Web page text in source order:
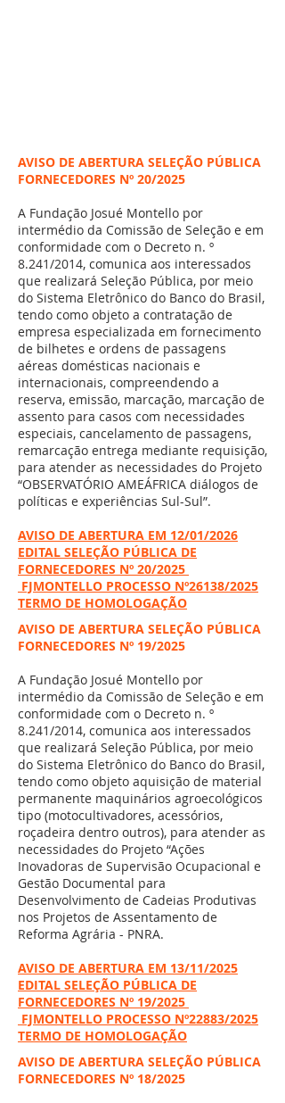
AVISO DE ABERTURA SELEÇÃO PÚBLICA
FORNECEDORES Nº 20/2025
A Fundação Josué Montello por
intermédio da Comissão de Seleção e em
conformidade com o Decreto n. º
8.241/2014, comunica aos interessados
que realizará Seleção Pública, por meio
do Sistema Eletrônico do Banco do Brasil,
tendo como objeto a contratação de
empresa especializada em fornecimento
de bilhetes e ordens de passagens
aéreas domésticas nacionais e
internacionais, compreendendo a
reserva, emissão, marcação, marcação de
assento para casos com necessidades
especiais, cancelamento de passagens,
remarcação entrega mediante requisição,
para atender as necessidades do Projeto
“OBSERVATÓRIO AMEÁFRICA diálogos de
políticas e experiências Sul-Sul”.
AVISO DE ABERTURA EM 12/01/2026
EDITAL SELEÇÃO PÚBLICA DE
FORNECEDORES Nº 20/2025
FJMONTELLO PROCESSO Nº26138/2025
TERMO DE HOMOLOGAÇÃO
AVISO DE ABERTURA SELEÇÃO PÚBLICA
FORNECEDORES Nº 19/2025
A Fundação Josué Montello por
intermédio da Comissão de Seleção e em
conformidade com o Decreto n. º
8.241/2014, comunica aos interessados
que realizará Seleção Pública, por meio
do Sistema Eletrônico do Banco do Brasil,
tendo como objeto aquisição de material
permanente maquinários agroecológicos
tipo (motocultivadores, acessórios,
roçadeira dentro outros), para atender as
necessidades do Projeto “Ações
Inovadoras de Supervisão Ocupacional e
Gestão Documental para
Desenvolvimento de Cadeias Produtivas
nos Projetos de Assentamento de
Reforma Agrária - PNRA.
AVISO DE ABERTURA EM 13/11/2025
EDITAL SELEÇÃO PÚBLICA DE
FORNECEDORES Nº 19/2025
FJMONTELLO PROCESSO Nº22883/2025
TERMO DE HOMOLOGAÇÃO
AVISO DE ABERTURA SELEÇÃO PÚBLICA
FORNECEDORES Nº 18/2025